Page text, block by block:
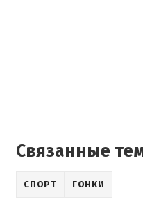
Связанные
СПОРТ ГОНКИ